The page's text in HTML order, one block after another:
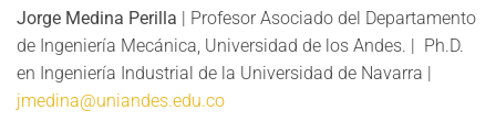
Jorge Medina Perilla | Profesor Asociado del Departamento
de Ingeniería Mecánica, Universidad de los Andes. | Ph.D.
en Ingeniería Industrial de la Universidad de Navarra |
jmedina@uniandes.edu.co